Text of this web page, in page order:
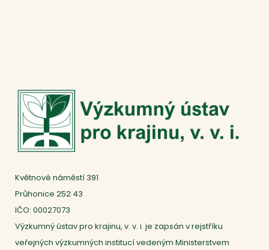
Květnové náměstí 391
Průhonice 252 43
IČO: 00027073
Výzkumný ústav pro krajinu, v. v. i. je zapsán v rejstříku
veřejných výzkumných institucí vedeným Ministerstvem